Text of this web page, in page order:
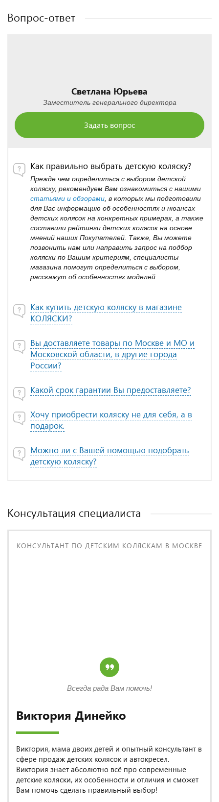
Вопрос-ответ
Светлана Юрьева
Заместитель генерального директора
Задать вопрос
Как правильно выбрать детскую коляску?
Прежде чем определиться с выбором детской
коляску, рекомендуем Вам ознакомиться с нашими
статьями и обзорами , в которых мы подготовили
для Вас информацию об особенностях и нюансах
детских колясок на конкретных примерах, а также
составили рейтинги детских колясок на основе
мнений наших Покупателей. Также, Вы можете
позвонить нам или направить запрос на подбор
коляски по Вашим критериям, специалисты
магазина помогут определиться с выбором,
расскажут об особенностях моделей.
Как купить детскую коляску в магазине
КОЛЯСКИ?
Вы доставляете товары по Москве и МО и
Московской области, в другие города
России?
Какой срок гарантии Вы предоставляете?
Хочу приобрести коляску не для себя, а в
подарок.
Можно ли с Вашей помощью подобрать
детскую коляску?
Консультация специалиста
КОНСУЛЬТАНТ ПО ДЕТСКИМ КОЛЯСКАМ В МОСКВЕ
Виктория Динейко
Виктория, мама двоих детей и опытный консультант в
сфере продаж детских колясок и автокресел.
Виктория знает абсолютно всё про современные
детские коляски, их особенности и отличия и сможет
Вам помочь сделать правильный выбор!
Всегда рада Вам помочь!